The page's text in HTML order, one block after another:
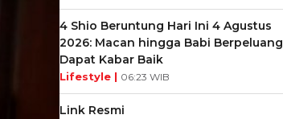
4 Shio Beruntung Hari Ini 4 Agustus
2026: Macan hingga Babi Berpeluang
Dapat Kabar Baik
Lifestyle | 06:23 WIB
Link Resmi